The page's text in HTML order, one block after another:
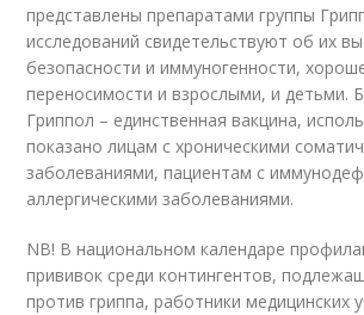
представлены препаратами группы
исследований свидетельствуют об их
безопасности и иммуногенности,
переносимости и взрослыми, и детьми.
Гриппол – единственная вакцина,
показано лицам с хроническими
заболеваниями, пациентам с
аллергическими заболеваниями.
NB! В национальном календаре
прививок среди контингентов,
против гриппа, работники медицинских